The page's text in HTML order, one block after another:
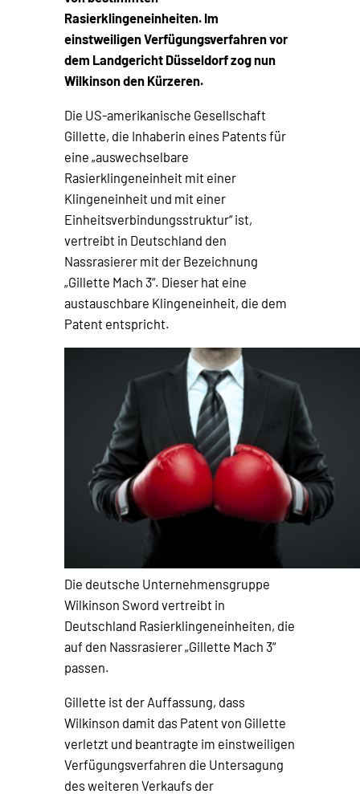
Rasierklingeneinheiten. Im
einstweiligen Verfügungsverfahren vor
dem Landgericht Düsseldorf zog nun
Wilkinson den Kürzeren.
Die US-amerikanische Gesellschaft
Gillette, die Inhaberin eines Patents für
eine „auswechselbare
Rasierklingeneinheit mit einer
Klingeneinheit und mit einer
Einheitsverbindungsstruktur“ ist,
vertreibt in Deutschland den
Nassrasierer mit der Bezeichnung
„Gillette Mach 3“. Dieser hat eine
austauschbare Klingeneinheit, die dem
Patent entspricht.
Die deutsche Unternehmensgruppe
Wilkinson Sword vertreibt in
Deutschland Rasierklingeneinheiten, die
auf den Nassrasierer „Gillette Mach 3“
passen.
Gillette ist der Auffassung, dass
Wilkinson damit das Patent von Gillette
verletzt und beantragte im einstweiligen
Verfügungsverfahren die Untersagung
des weiteren Verkaufs der